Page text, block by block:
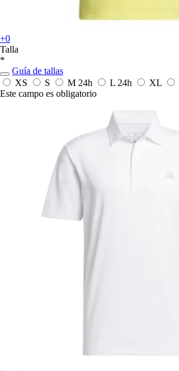
+0
Talla
*
Guía de tallas
XS
S M 24h L 24h XL
Este campo es obligatorio